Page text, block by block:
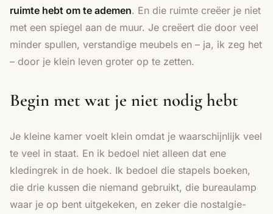
ruimte hebt om te ademen. En die ruimte creëer je niet
met een spiegel aan de muur. Je creëert die door veel
minder spullen, verstandige meubels en – ja, ik zeg het
– door je klein leven groter op te zetten.
Begin met wat je niet nodig hebt
Je kleine kamer voelt klein omdat je waarschijnlijk veel
te veel in staat. En ik bedoel niet alleen dat ene
kledingrek in de hoek. Ik bedoel die stapels boeken,
die drie kussen die niemand gebruikt, die bureaulamp
waar je op bent uitgekeken, en zeker die nostalgie-